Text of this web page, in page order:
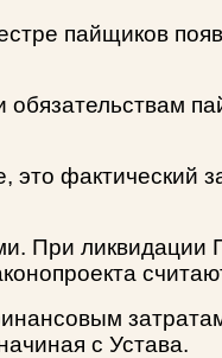
пайщиков
фактический
При ликвидации
с Устава.